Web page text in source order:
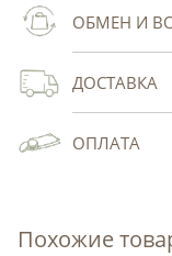
ОБМЕН И
ДОСТАВКА
ОПЛАТА
Похожие